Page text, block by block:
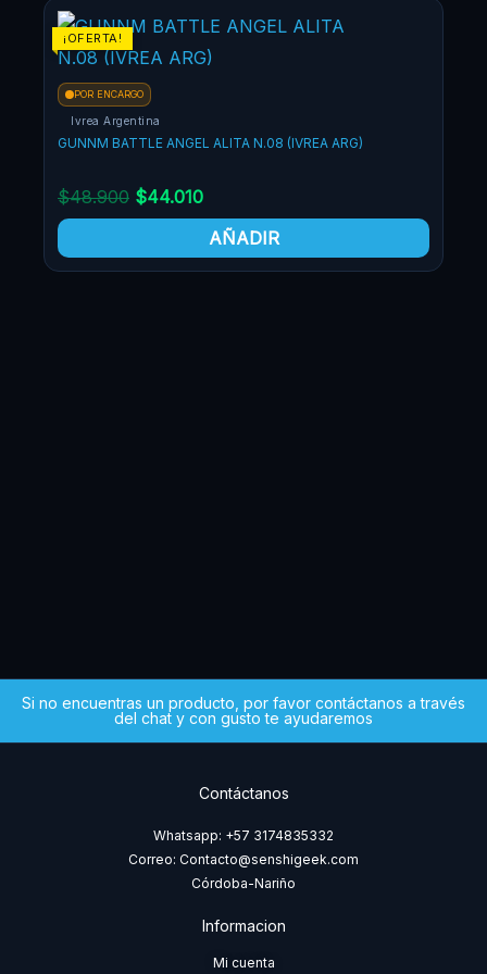
¡OFERTA!
POR ENCARGO
Ivrea Argentina
GUNNM BATTLE ANGEL ALITA N.08 (IVREA ARG)
$48.900
era:
$48.900.
$44.010
$44.010.
AÑADIR
Si no encuentras un producto, por favor contáctanos a través
del chat y con gusto te ayudaremos
Contáctanos
Whatsapp: +57 3174835332
Correo: Contacto@senshigeek.com
Córdoba-Nariño
Informacion
Mi cuenta